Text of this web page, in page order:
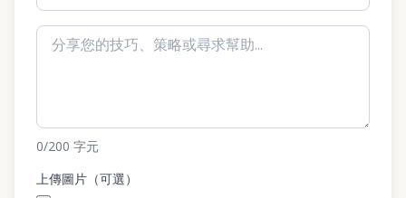
0/200 字元
上傳圖片（可選）